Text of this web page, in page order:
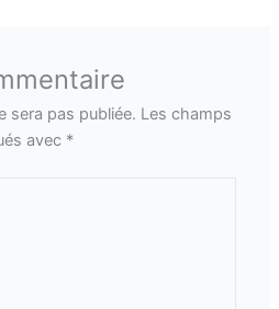
sera pas publiée. Les champs
avec *